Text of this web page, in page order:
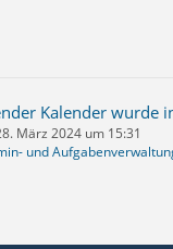
März 2024 um 15:31
und